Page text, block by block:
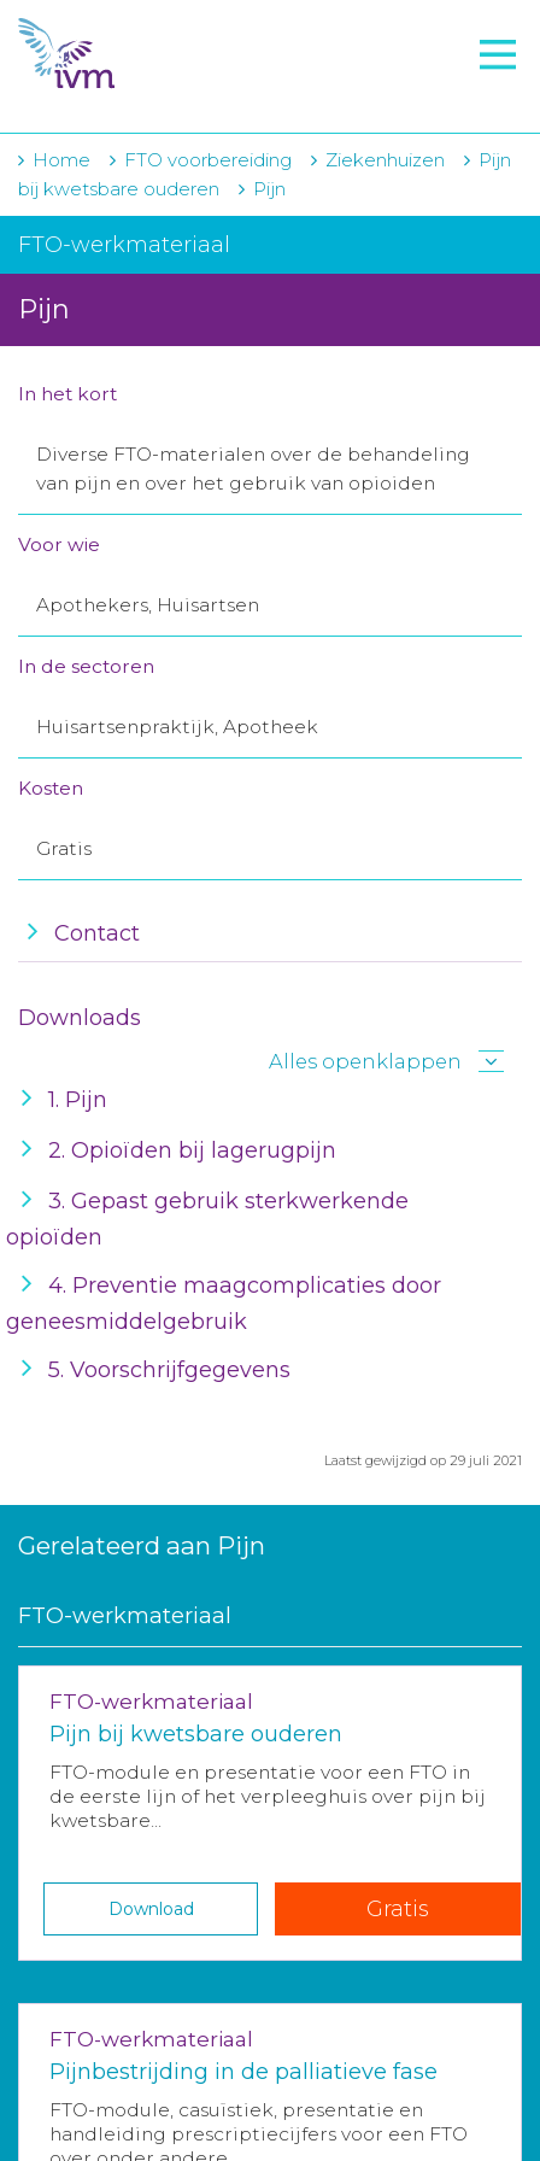
VMI
FTO voorbereiding
IVM-academie
Zorginstellingen
Voorschrijfgedrag
Projecten
Contact
Winkelwagentje
Toegang leeromgeving
Home FTO voorbereiding Ziekenhuizen
Pijn
bij kwetsbare ouderen
Pijn
FTO-werkmateriaal
Pijn
In het kort
Diverse FTO-materialen over de behandeling
van pijn en over het gebruik van opioiden
Voor wie
Apothekers, Huisartsen
In de sectoren
Huisartsenpraktijk, Apotheek
Kosten
Gratis
Contact
Downloads
Alles openklappen
1. Pijn
2. Opioïden bij lagerugpijn
3. Gepast gebruik sterkwerkende
opioïden
4. Preventie maagcomplicaties door
geneesmiddelgebruik
5. Voorschrijfgegevens
Laatst gewijzigd op 29 juli 2021
Gerelateerd aan Pijn
FTO-werkmateriaal
FTO-werkmateriaal
Pijn bij kwetsbare ouderen
FTO-module en presentatie voor een FTO in
de eerste lijn of het verpleeghuis over pijn bij
kwetsbare...
Download Gratis
FTO-werkmateriaal
Pijnbestrijding in de palliatieve fase
FTO-module, casuïstiek, presentatie en
handleiding prescriptiecijfers voor een FTO